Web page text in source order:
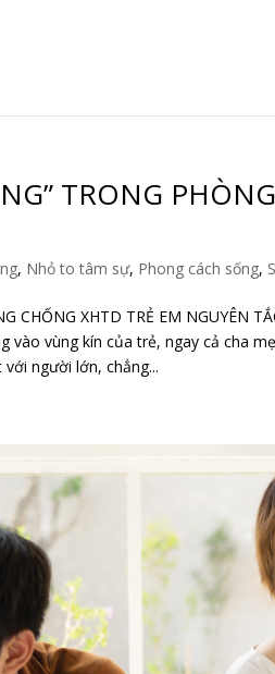
TRONG
, Nhỏ to tâm sự, Phong cách sống,
CHỐNG XHTD TRẺ EM NGUYÊN
vào vùng kín của trẻ, ngay cả cha
người lớn, chẳng...